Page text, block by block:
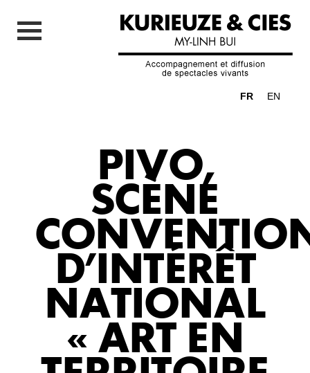
FR EN
PIVO,
SCÈNE
D’INTÉRÊT
NATIONAL
« ART EN